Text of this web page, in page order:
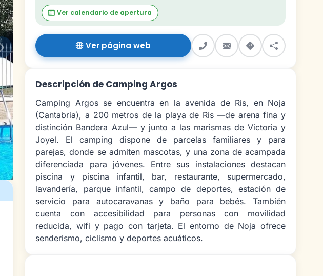
Siguiente
Ver calendario de apertura
Ver página web
Descripción de Camping Argos
Camping Argos se encuentra en la avenida de Ris, en Noja
(Cantabria), a 200 metros de la playa de Ris —de arena fina y
distinción Bandera Azul— y junto a las marismas de Victoria y
Joyel. El camping dispone de parcelas familiares y para
parejas, donde se admiten mascotas, y una zona de acampada
diferenciada para jóvenes. Entre sus instalaciones destacan
piscina y piscina infantil, bar, restaurante, supermercado,
lavandería, parque infantil, campo de deportes, estación de
servicio para autocaravanas y baño para bebés. También
cuenta con accesibilidad para personas con movilidad
reducida, wifi y pago con tarjeta. El entorno de Noja ofrece
senderismo, ciclismo y deportes acuáticos.